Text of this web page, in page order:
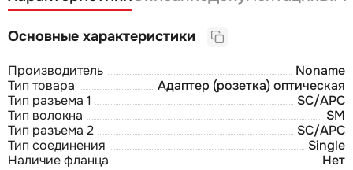
Основные характеристики
Производитель
Noname
Тип товара
Адаптер (розетка) оптическая
Тип разъема 1
SC/APC
Тип волокна
SM
Тип разъема 2
SC/APC
Тип соединения
Single
Наличие фланца
Нет